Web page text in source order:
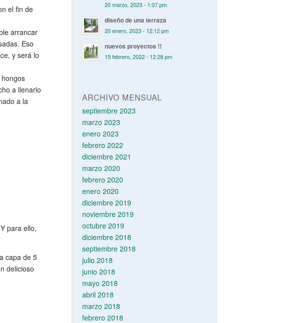
el fin de
arrancar
Eso
y será lo
a llenarlo
a la
para ello,
capa de 5
delicioso
20 marzo, 2023 - 1:07 pm
diseño de una terraza
20 enero, 2023 - 12:12 pm
nuevos proyectos !!
15 febrero, 2022 - 12:28 pm
ARCHIVO MENSUAL
septiembre 2023
marzo 2023
enero 2023
febrero 2022
diciembre 2021
marzo 2020
febrero 2020
enero 2020
diciembre 2019
noviembre 2019
octubre 2019
diciembre 2018
septiembre 2018
julio 2018
junio 2018
mayo 2018
abril 2018
marzo 2018
febrero 2018